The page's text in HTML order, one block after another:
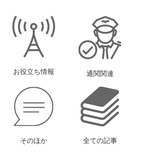
お役立ち情報 通関関連
そのほか 全ての記事